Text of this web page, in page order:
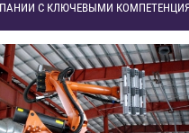
С КЛЮЧЕВЫМИ